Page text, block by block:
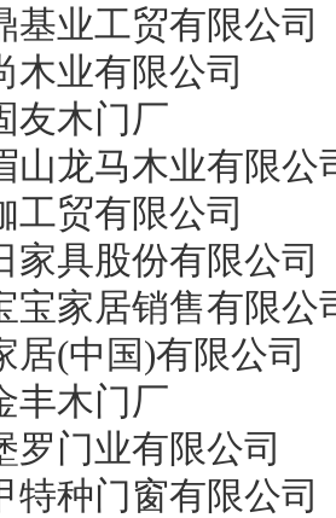
业工贸有限公司
业有限公司
木门厂
龙马木业有限公
贸有限公司
具股份有限公司
家居销售有限公
(中国)有限公司
木门厂
门业有限公司
种门窗有限公司